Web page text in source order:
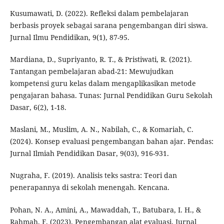
Kusumawati, D. (2022). Refleksi dalam pembelajaran
berbasis proyek sebagai sarana pengembangan diri siswa.
Jurnal Ilmu Pendidikan, 9(1), 87-95.
Mardiana, D., Supriyanto, R. T., & Pristiwati, R. (2021).
Tantangan pembelajaran abad-21: Mewujudkan
kompetensi guru kelas dalam mengaplikasikan metode
pengajaran bahasa. Tunas: Jurnal Pendidikan Guru Sekolah
Dasar, 6(2), 1-18.
Maslani, M., Muslim, A. N., Nabilah, C., & Komariah, C.
(2024). Konsep evaluasi pengembangan bahan ajar. Pendas:
Jurnal Ilmiah Pendidikan Dasar, 9(03), 916-931.
Nugraha, F. (2019). Analisis teks sastra: Teori dan
penerapannya di sekolah menengah. Kencana.
Pohan, N. A., Amini, A., Mawaddah, T., Batubara, I. H., &
Rahmah, F. (2023). Pengembangan alat evaluasi. Jurnal